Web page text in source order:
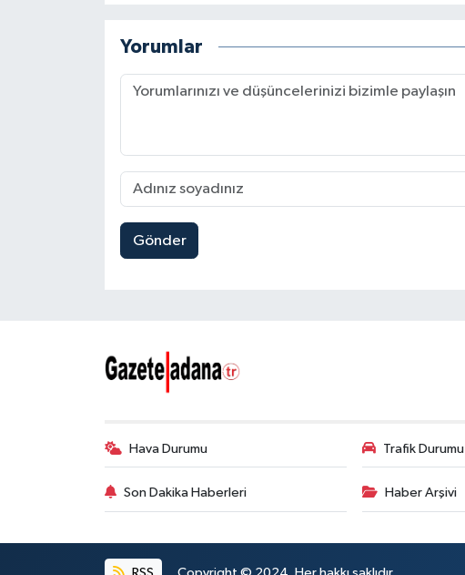
Yorumlar
Gönder
Hava Durumu Trafik Durumu
Son Dakika Haberleri Haber Arşivi